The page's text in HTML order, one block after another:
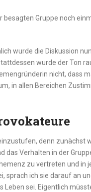
Gruppe noch
wurde die Diskussion
wurde der Ton
nicht, dass
in allen Bereichen
denn zunächst
das Verhalten in der
zu vertreten und in
sprach ich sie darauf an
sei. Eigentlich